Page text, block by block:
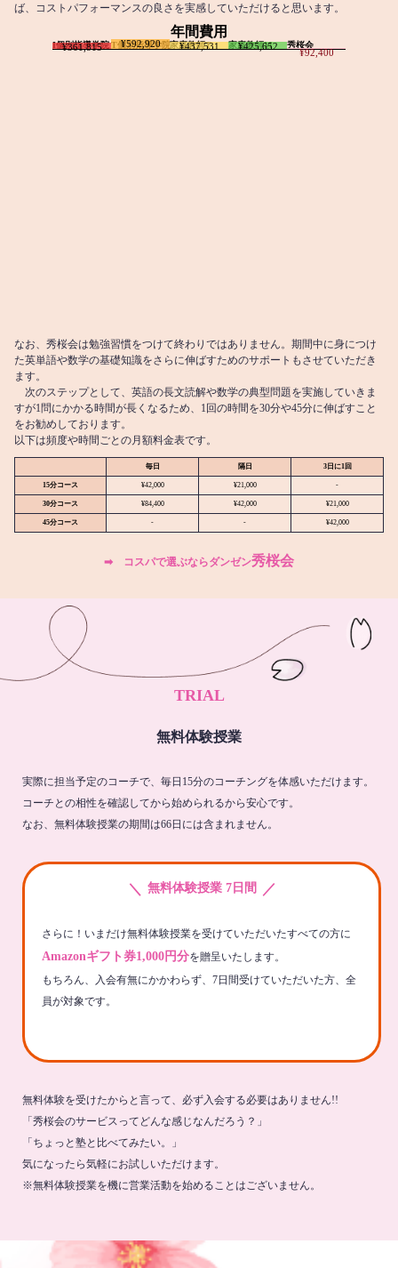
ば、コストパフォーマンスの良さを実感していただけると思います。
年間費用
I個別指導学院
¥361,815 T個別指導学院
¥592,920 家庭教師T
¥437,531 家庭教師M
¥425,652 秀桜会
¥92,400
なお、秀桜会は勉強習慣をつけて終わりではありません。期間中に身につけ
た英単語や数学の基礎知識をさらに伸ばすためのサポートもさせていただき
ます。
次のステップとして、英語の長文読解や数学の典型問題を実施していきま
すが1問にかかる時間が長くなるため、1回の時間を30分や45分に伸ばすこと
をお勧めしております。
以下は頻度や時間ごとの月額料金表です。
毎日 隔日 3日に1回
15分コース ¥42,000 ¥21,000 -
30分コース ¥84,400 ¥42,000 ¥21,000
45分コース - - ¥42,000
➡︎ コスパで選ぶならダンゼン秀桜会
TRIAL
無料体験授業
実際に担当予定のコーチで、毎日15分のコーチングを体感いただけます。
コーチとの相性を確認してから始められるから安心です。
なお、無料体験授業の期間は66日には含まれません。
＼ 無料体験授業 7日間 ／
さらに！いまだけ無料体験授業を受けていただいたすべての方に
Amazonギフト券1,000円分を贈呈いたします。
もちろん、入会有無にかかわらず、7日間受けていただいた方、全
員が対象です。
無料体験を受けたからと言って、必ず入会する必要はありません!!
「秀桜会のサービスってどんな感じなんだろう？」
「ちょっと塾と比べてみたい。」
気になったら気軽にお試しいただけます。
※無料体験授業を機に営業活動を始めることはございません。